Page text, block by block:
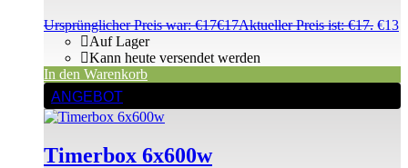
Ursprünglicher Preis war: €17€17Aktueller Preis ist: €17. €13
Auf Lager
Kann heute versendet werden
In den Warenkorb
ANGEBOT
Timerbox 6x600w